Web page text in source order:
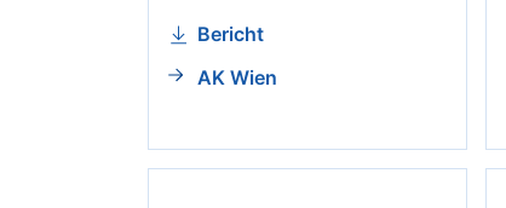
Bericht
AK Wien